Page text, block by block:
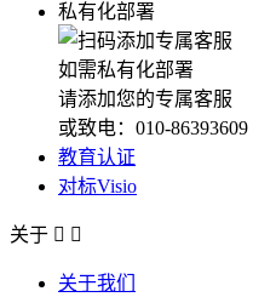
私有化部署
如需私有化部署
请添加您的专属客服
或致电：010-86393609
教育认证
对标Visio
关于  
关于我们